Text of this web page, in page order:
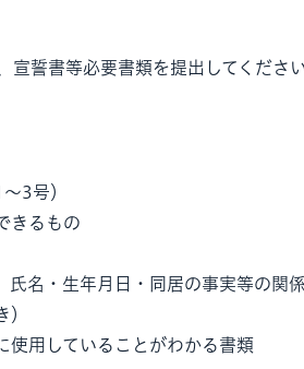
誓書等必要書類を提出してください
3号）
きるもの
名・生年月日・同居の事実等の関
使用していることがわかる書類